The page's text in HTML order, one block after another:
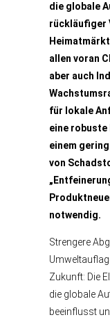
die globale
rückläufiger
allen voran
aber auch
für lokale
eine robuste
einem
von
notwendig.
Strengere
Zukunft: Die
die globale
beeinflusst